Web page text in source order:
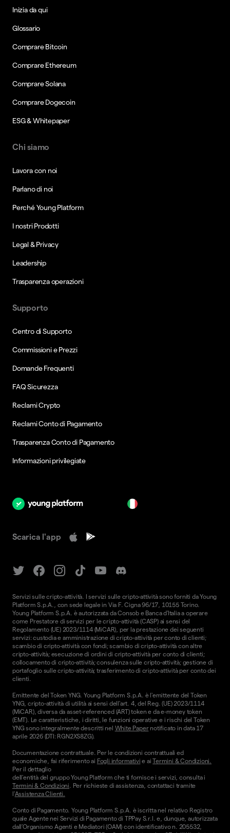
Inizia da qui
Glossario
Comprare Bitcoin
Comprare Ethereum
Comprare Solana
Comprare Dogecoin
ESG & Whitepaper
Chi siamo
Lavora con noi
Parlano di noi
Perché Young Platform
I nostri Prodotti
Legal & Privacy
Leadership
Trasparenza operazioni
Supporto
Centro di Supporto
Commissioni e Prezzi
Domande Frequenti
FAQ Sicurezza
Reclami Crypto
Reclami Conto di Pagamento
Trasparenza Conto di Pagamento
Informazioni privilegiate
Scarica l'app
Servizi sulle cripto-attività. I servizi sulle cripto-attività sono forniti da Young
Platform S.p.A., con sede legale in Via F. Cigna 96/17, 10155 Torino.
Young Platform S.p.A. è autorizzata da Consob e Banca d'Italia a operare
come Prestatore di servizi per le cripto-attività (CASP) ai sensi del
Regolamento (UE) 2023/1114 (MiCAR), per la prestazione dei seguenti
servizi: custodia e amministrazione di cripto-attività per conto di clienti;
scambio di cripto-attività con fondi; scambio di cripto-attività con altre
cripto-attività; esecuzione di ordini di cripto-attività per conto di clienti;
collocamento di cripto-attività; consulenza sulle cripto-attività; gestione di
portafoglio sulle cripto-attività; trasferimento di cripto-attività per conto dei
clienti.
Emittente del Token YNG. Young Platform S.p.A. è l'emittente del Token
YNG, cripto-attività di utilità ai sensi dell'art. 4, del Reg. (UE) 2023/1114
(MiCAR), diversa da asset-referenced (ART) token e da e-money token
(EMT). Le caratteristiche, i diritti, le funzioni operative e i rischi del Token
YNG sono integralmente descritti nel White Papernotificato in data 17
aprile 2026 (DTI: RGN2XS8ZG).
Documentazione contrattuale. Per le condizioni contrattuali ed
economiche, fai riferimento ai Fogli informativi e aiTermini & Condizioni.
Per il dettaglio
dell'entità del gruppo Young Platform che ti fornisce i servizi, consulta i
Termini & Condizioni. Per richieste di assistenza, contattaci tramite
l'Assistenza Clienti.
Conto di Pagamento. Young Platform S.p.A. è iscritta nel relativo Registro
quale Agente nei Servizi di Pagamento di TPPay S.r.l. e, dunque, autorizzata
dall’Organismo Agenti e Mediatori (OAM) con identificativo n. 205532,